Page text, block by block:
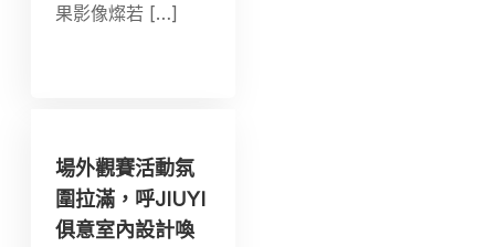
果影像燦若 […]
場外觀賽活動氛
圍拉滿，呼JIUYI
俱意室內設計喚